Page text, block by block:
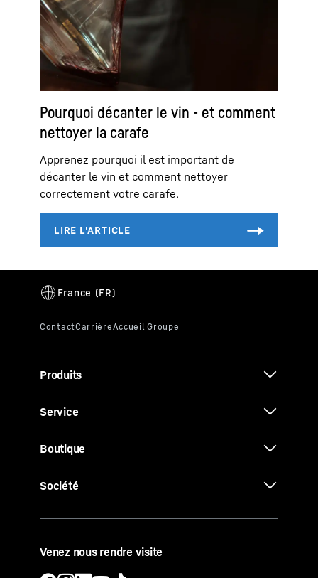
Pourquoi décanter le vin - et comment
nettoyer la carafe
Apprenez pourquoi il est important de
décanter le vin et comment nettoyer
correctement votre carafe.
Produits
Service
Boutique
Société
Venez nous rendre visite